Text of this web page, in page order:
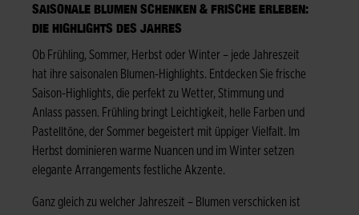
SAISONALE BLUMEN SCHENKEN & FRISCHE ERLEBEN:
DIE HIGHLIGHTS DES JAHRES
Ob Frühling, Sommer, Herbst oder Winter – jede Jahreszeit
hat ihre saisonalen Blumen-Highlights. Entdecken Sie frische
Saison-Highlights, die perfekt zu Wetter, Stimmung und
Anlass passen. Frühling bringt Leichtigkeit, helle Farben und
Pastelltöne, der Sommer begeistert mit üppiger Vielfalt. Im
Herbst dominieren warme Nuancen und im Winter setzen
elegante Arrangements festliche Akzente.
Ganz gleich zu welcher Jahreszeit – Blumen verschicken ist